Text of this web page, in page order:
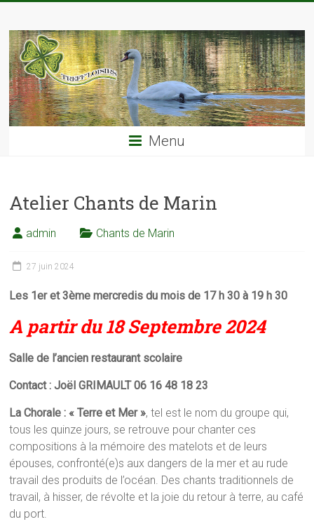
content
TREFF'LOISIRS
Menu
Atelier Chants de Marin
admin Chants de Marin
27 juin 2024
Les 1er et 3ème mercredis du mois de 17 h 30 à 19 h 30
A partir du 18 Septembre 2024
Salle de l’ancien restaurant scolaire
Contact : Joël GRIMAULT 06 16 48 18 23
La Chorale : « Terre et Mer », tel est le nom du groupe qui,
tous les quinze jours, se retrouve pour chanter ces
compositions à la mémoire des matelots et de leurs
épouses, confronté(e)s aux dangers de la mer et au rude
travail des produits de l’océan. Des chants traditionnels de
travail, à hisser, de révolte et la joie du retour à terre, au café
du port.